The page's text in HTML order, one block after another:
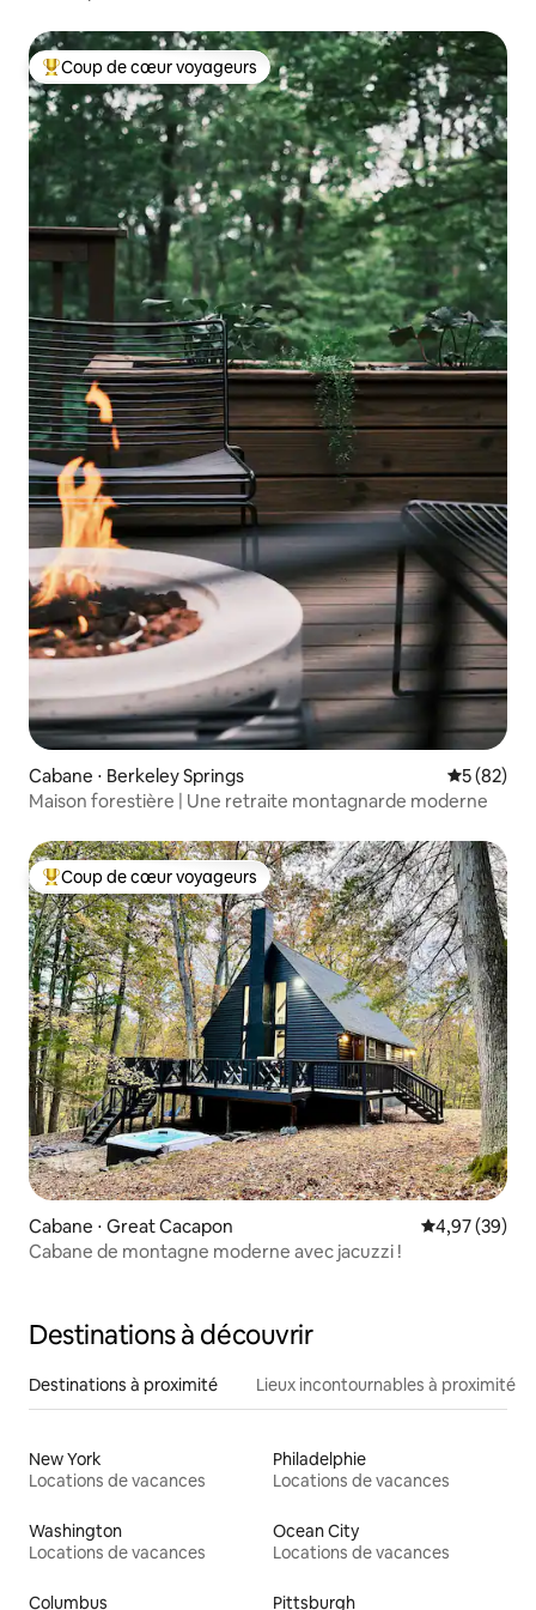
Coups de cœur voyageurs les plus appréciés
Coup de cœur voyageurs
Cabane ⋅ Berkeley Springs
5 (82)
Maison forestière | Une retraite montagnarde moderne
Coups de cœur voyageurs les plus appréciés
Coup de cœur voyageurs
Cabane ⋅ Great Cacapon Évaluation
4,97 (39)
Cabane de montagne moderne avec jacuzzi !
Destinations à découvrir
Destinations à proximité Lieux incontournables à proximité
New York
Locations de vacances
Philadelphie
Locations de vacances
Washington
Locations de vacances
Ocean City
Locations de vacances
Columbus Pittsburgh